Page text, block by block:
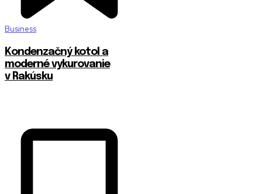
Business
Kondenzačný kotol a
moderné vykurovanie
v Rakúsku